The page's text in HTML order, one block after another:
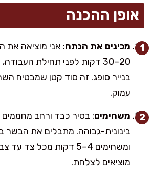
אופן ההכנה
מכינים את הנתח: אני מוציאה
20–30 דקות לפני תחילת
בנייר סופג. זה סוד קטן שמבטיח
עמוק.
משחימים: בסיר כבד ורחב
בינונית-גבוהה. מתבלים את הבשר
ומשחימים 4–5 דקות מכל צד
מוציאים לצלחת.